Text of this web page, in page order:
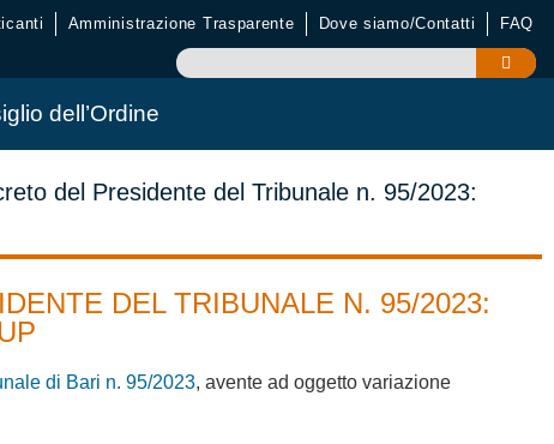
Amministrazione Trasparente Dove siamo/Contatti FAQ
dell’Ordine
del Presidente del Tribunale n. 95/2023:
DEL TRIBUNALE N. 95/2023:
di Bari n. 95/2023, avente ad oggetto variazione